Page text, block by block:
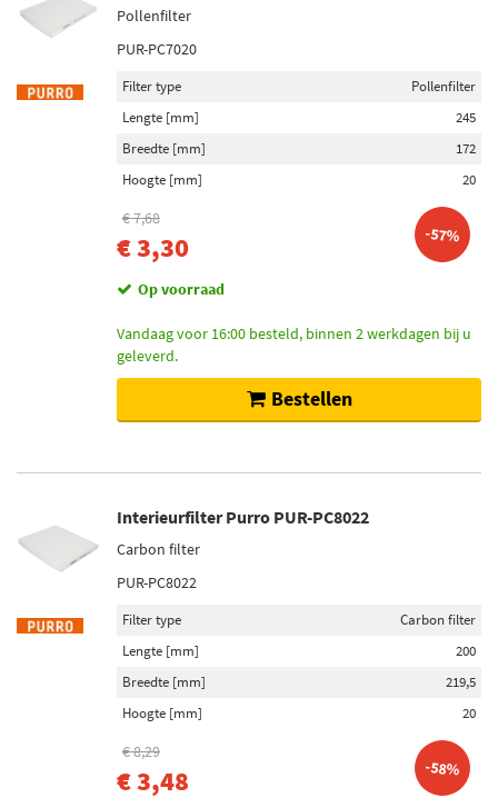
Pollenfilter
PUR-PC7020
Filter type
Pollenfilter
Lengte [mm]
245
Breedte [mm]
172
Hoogte [mm]
20
€ 7,68
€ 3,30 -57%
Op voorraad
Vandaag voor 16:00 besteld, binnen 2 werkdagen bij u
geleverd.
Bestellen
Interieurfilter Purro PUR-PC8022
Carbon filter
PUR-PC8022
Filter type
Carbon filter
Lengte [mm]
200
Breedte [mm]
219,5
Hoogte [mm]
20
€ 8,29
€ 3,48 -58%